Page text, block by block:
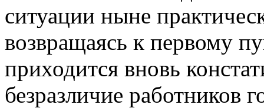
ситуации ныне
возвращаясь к первому
приходится вновь
безразличие работников